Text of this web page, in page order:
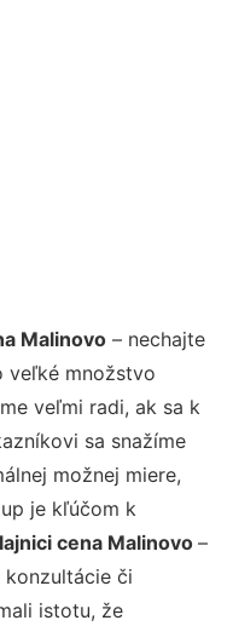
Malinovo – nechajte
veľké množstvo
veľmi radi, ak sa k
sa snažíme
možnej miere,
je kľúčom k
cena Malinovo –
konzultácie či
istotu, že